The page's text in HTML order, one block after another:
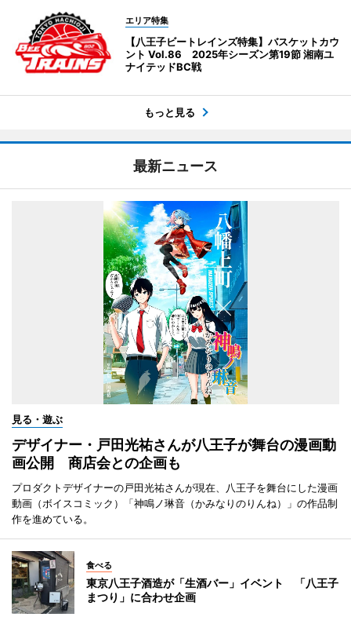
エリア特集
【八王子ビートレインズ特集】バスケットカウ
ント Vol.86 2025年シーズン第19節 湘南ユ
ナイテッドBC戦
もっと見る
最新ニュース
見る・遊ぶ
デザイナー・戸田光祐さんが八王子が舞台の漫画動
画公開 商店会との企画も
プロダクトデザイナーの戸田光祐さんが現在、八王子を舞台にした漫画
動画（ボイスコミック）「神鳴ノ琳音（かみなりのりんね）」の作品制
作を進めている。
食べる
東京八王子酒造が「生酒バー」イベント 「八王子
まつり」に合わせ企画